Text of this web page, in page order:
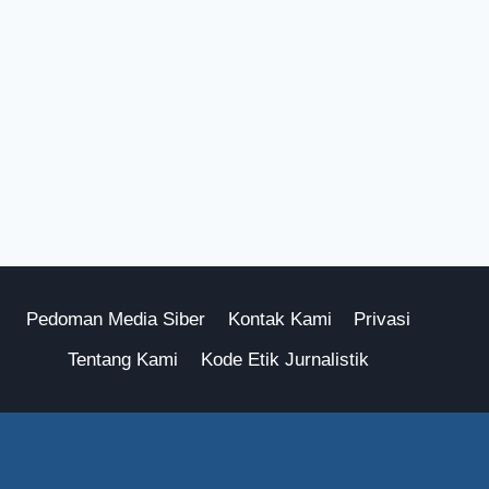
Pedoman Media Siber Kontak Kami
Privasi
Tentang Kami
Kode Etik Jurnalistik